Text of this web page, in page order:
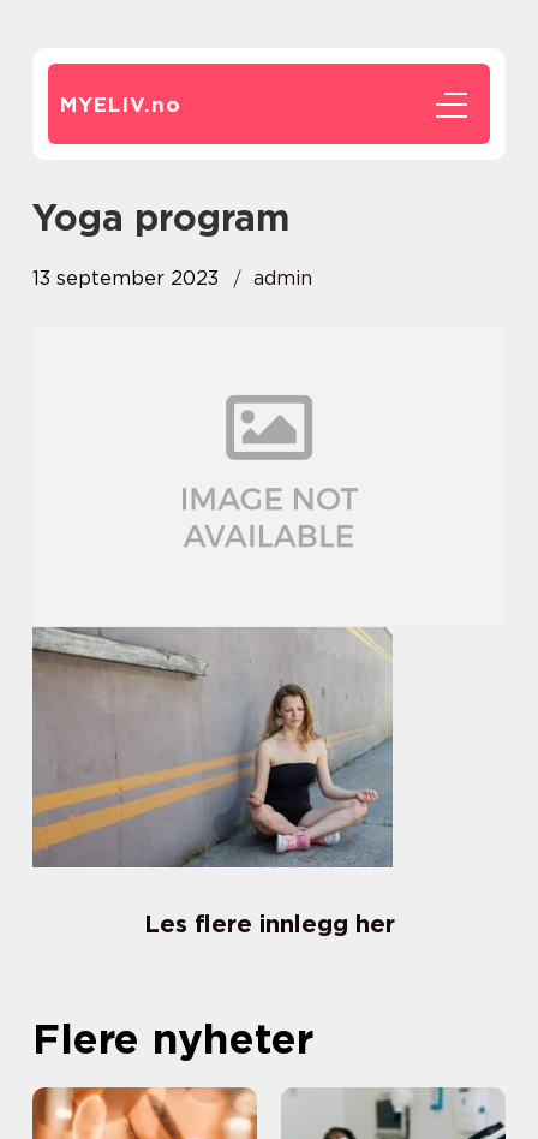
MYELIV.no
yoga program
13 september 2023 admin
Les flere innlegg her
Flere nyheter